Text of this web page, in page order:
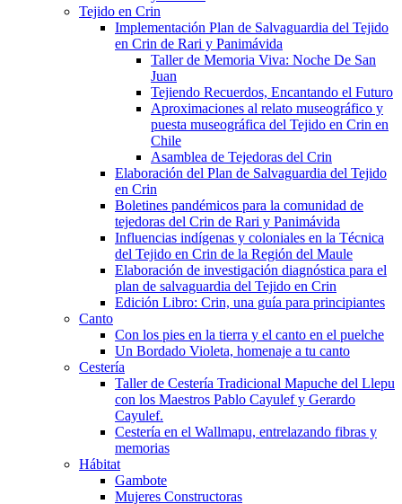
Tejido en Crin
Implementación Plan de Salvaguardia del Tejido
en Crin de Rari y Panimávida
Taller de Memoria Viva: Noche De San
Juan
Tejiendo Recuerdos, Encantando el Futuro
Aproximaciones al relato museográfico y
puesta museográfica del Tejido en Crin en
Chile
Asamblea de Tejedoras del Crin
Elaboración del Plan de Salvaguardia del Tejido
en Crin
Boletines pandémicos para la comunidad de
tejedoras del Crin de Rari y Panimávida
Influencias indígenas y coloniales en la Técnica
del Tejido en Crin de la Región del Maule
Elaboración de investigación diagnóstica para el
plan de salvaguardia del Tejido en Crin
Edición Libro: Crin, una guía para principiantes
Canto
Con los pies en la tierra y el canto en el puelche
Un Bordado Violeta, homenaje a tu canto
Cestería
Taller de Cestería Tradicional Mapuche del Llepu
con los Maestros Pablo Cayulef y Gerardo
Cayulef.
Cestería en el Wallmapu, entrelazando fibras y
memorias
Hábitat
Gambote
Mujeres Constructoras